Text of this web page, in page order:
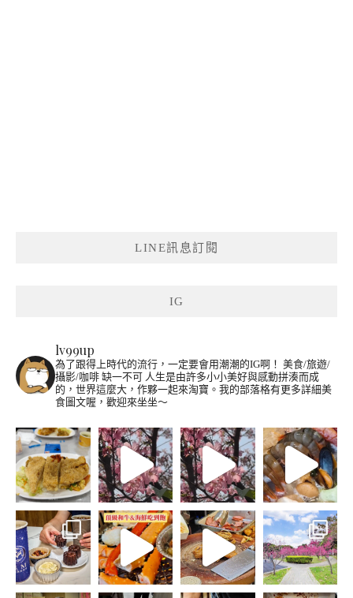
LINE訊息訂閱
IG
lv99up
為了跟得上時代的流行，一定要會用潮潮的IG啊！ 美食/旅遊/
攝影/咖啡 缺一不可 人生是由許多小小美好與感動拼湊而成
的，世界這麼大，作夥一起來淘寶。我的部落格有更多詳細美
食圖文喔，歡迎來坐坐～